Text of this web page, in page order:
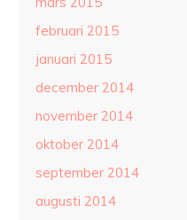
februari 2015
januari 2015
december 2014
november 2014
oktober 2014
september 2014
augusti 2014